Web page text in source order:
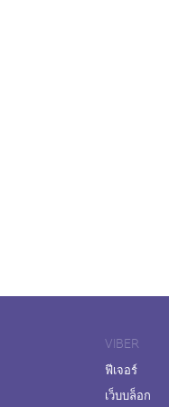
VIBER
ฟีเจอร์
เว็บบล็อก